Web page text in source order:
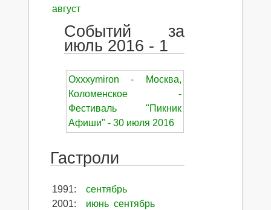
август
Событий за
июль 2016 - 1
Oxxxymiron - Москва,
Коломенское -
Фестиваль "Пикник
Афиши" - 30 июля 2016
Гастроли
1991:
сентябрь
2001: июнь сентябрь